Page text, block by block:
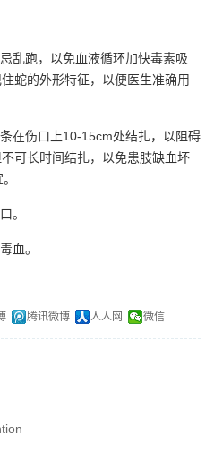
乱跑，以免血液循环加快毒素吸
蛇的外形特征，以便医生准确用
在伤口上10-15cm处结扎，以阻碍
可长时间结扎，以免患肢缺血坏
。
血。
腾讯微博 人人网 微信